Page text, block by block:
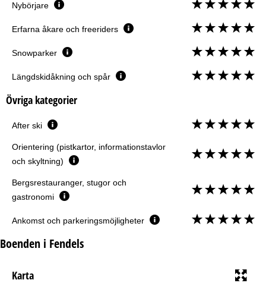
Nybörjare
Erfarna åkare och freeriders
Snowparker
Längdskidåkning och spår
Övriga kategorier
After ski
Orientering (pistkartor, informationstavlor
och skyltning)
Bergsrestauranger, stugor och
gastronomi
Ankomst och parkeringsmöjligheter
Boenden i Fendels
Karta